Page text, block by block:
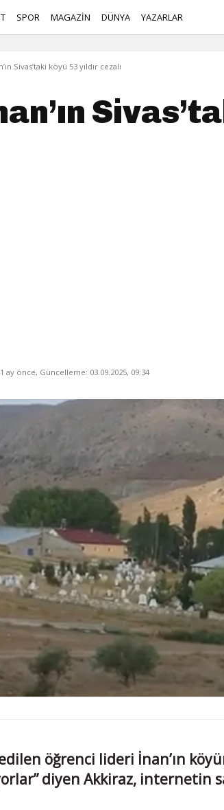
SPOR MAGAZİN DÜNYA YAZARLAR
Sivas’taki köyü 53 yıldır cezalı
ay önce, Güncelleme: 03.09.2025, 09:34
öğrenci lideri İnan’ın
diyen Akkiraz, internetin